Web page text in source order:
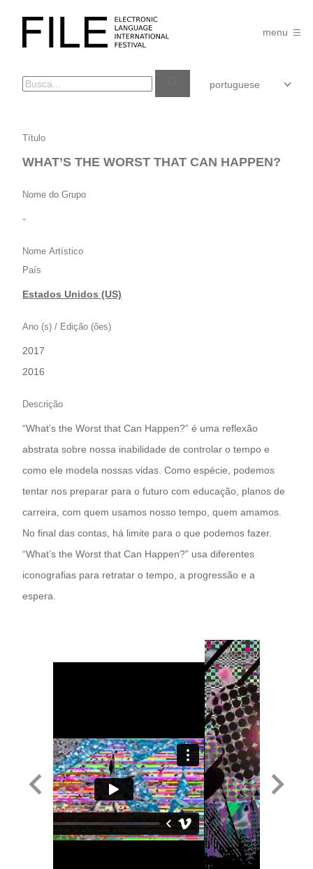
FILE
FESTIVAL
menu
WHAT’S
THE
THAT
Título
WHAT’S THE WORST THAT CAN HAPPEN?
Nome do Grupo
-
Nome Artístico
País
Estados Unidos (US)
Ano (s) / Edição (ões)
2017
|2016
Descrição
“What’s the Worst that Can Happen?” é uma reflexão
abstrata sobre nossa inabilidade de controlar o tempo e
como ele modela nossas vidas. Como espécie, podemos
tentar nos preparar para o futuro com educação, planos de
carreira, com quem usamos nosso tempo, quem amamos.
No final das contas, há limite para o que podemos fazer.
“What’s the Worst that Can Happen?” usa diferentes
iconografias para retratar o tempo, a progressão e a
espera.